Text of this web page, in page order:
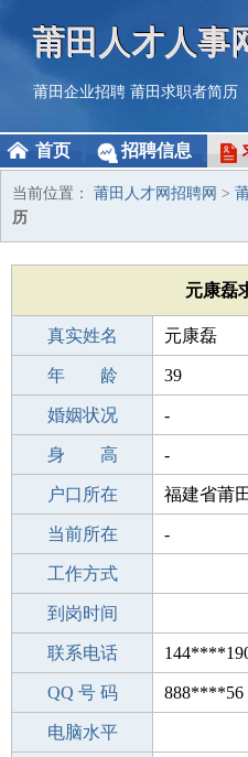
莆田人才人事
莆田企业招聘 莆田求职者简历
首页 招聘信息
当前位置： 莆田人才网招聘网 >
历
元康磊
真实姓名 元康磊
性 别 男
年 龄 39
出生年月 1987-07-11
婚姻状况 -
学 历 高中
身 高 -
毕业学校 永州第十
户口所在 福建省莆
所学专业 -
当前所在 -
工作经验
工作方式
驾 照
到岗时间
期望月薪
联系电话
手机号码
QQ 号 码 888****56
微信号码
电脑水平